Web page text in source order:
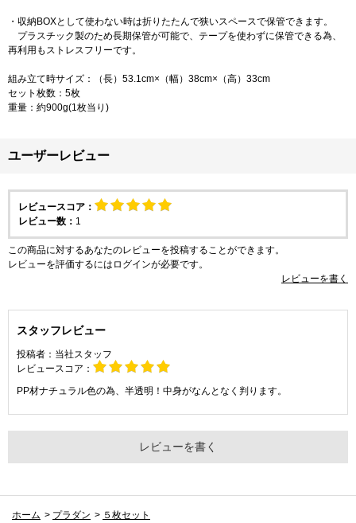
・収納BOXとして使わない時は折りたたんで狭いスペースで保管できます。
プラスチック製のため長期保管が可能で、テープを使わずに保管できる為、
再利用もストレスフリーです。
組み立て時サイズ：（長）53.1cm×（幅）38cm×（高）33cm
セット枚数：5枚
重量：約900g(1枚当り)
ユーザーレビュー
レビュースコア：
レビュー数： 1
この商品に対するあなたのレビューを投稿することができます。
レビューを評価するには ログインが必要です。
レビューを書く
スタッフレビュー
投稿者： 当社スタッフ
レビュースコア：
PP材ナチュラル色の為、半透明！中身がなんとなく判ります。
レビューを書く
ホーム > プラダン > ５枚セット